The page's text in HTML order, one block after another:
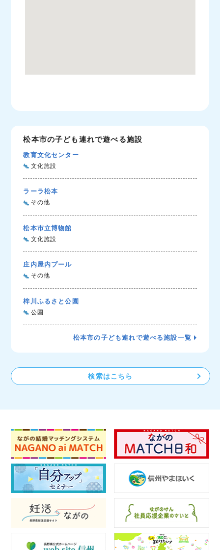
松本市の子ども連れで遊べる施設
教育文化センター
文化施設
ラーラ松本
その他
松本市立博物館
文化施設
庄内屋内プール
その他
梓川ふるさと公園
公園
松本市の子ども連れで遊べる施設一覧
検索はこちら